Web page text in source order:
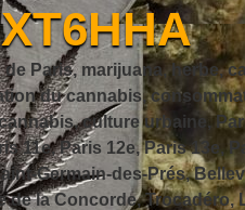
Paris, marijuana, herbe,
du cannabis,
culture urbaine,
11e, Paris 12e, Paris 13e,
Germain-des-Prés,
de la Concorde,